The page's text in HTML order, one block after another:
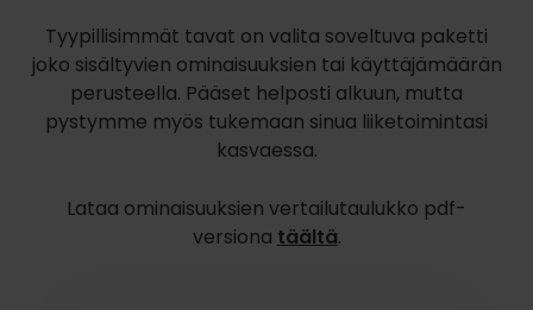
Tyypillisimmät tavat on valita soveltuva paketti
joko sisältyvien ominaisuuksien tai käyttäjämäärän
perusteella. Pääset helposti alkuun, mutta
pystymme myös tukemaan sinua liiketoimintasi
kasvaessa.
Lataa ominaisuuksien vertailutaulukko pdf-
versiona täältä.